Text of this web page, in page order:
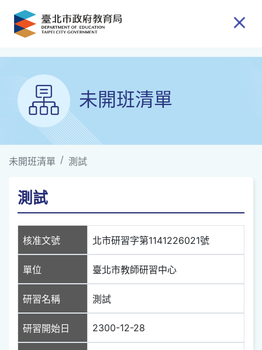
跳到主要內容
未開班清單
未開班清單 測試
測試
核准文號 北市研習字第1141226021號
單位 臺北市教師研習中心
研習名稱 測試
研習開始日 2300-12-28